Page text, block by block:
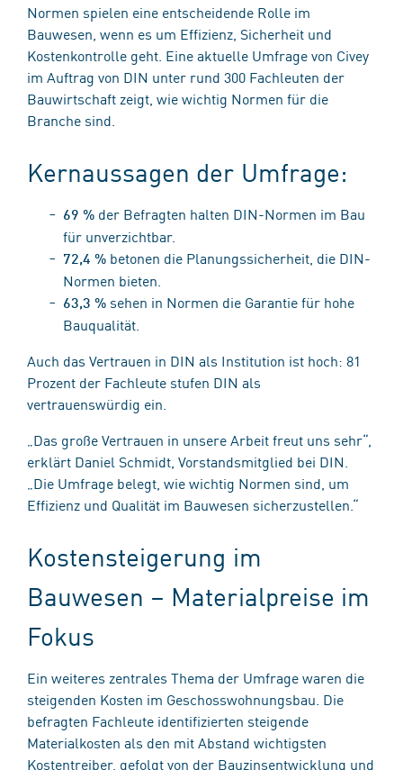
Normen spielen eine entscheidende Rolle im
Bauwesen, wenn es um Effizienz, Sicherheit und
Kostenkontrolle geht. Eine aktuelle Umfrage von Civey
im Auftrag von DIN unter rund 300 Fachleuten der
Bauwirtschaft zeigt, wie wichtig Normen für die
Branche sind.
Kernaussagen der Umfrage:
69 % der Befragten halten DIN-Normen im Bau
für unverzichtbar.
72,4 % betonen die Planungssicherheit, die DIN-
Normen bieten.
63,3 % sehen in Normen die Garantie für hohe
Bauqualität.
Auch das Vertrauen in DIN als Institution ist hoch: 81
Prozent der Fachleute stufen DIN als
vertrauenswürdig ein.
„Das große Vertrauen in unsere Arbeit freut uns sehr“,
erklärt Daniel Schmidt, Vorstandsmitglied bei DIN.
„Die Umfrage belegt, wie wichtig Normen sind, um
Effizienz und Qualität im Bauwesen sicherzustellen.“
Kostensteigerung im
Bauwesen – Materialpreise im
Fokus
Ein weiteres zentrales Thema der Umfrage waren die
steigenden Kosten im Geschosswohnungsbau. Die
befragten Fachleute identifizierten steigende
Materialkosten als den mit Abstand wichtigsten
Kostentreiber, gefolgt von der Bauzinsentwicklung und